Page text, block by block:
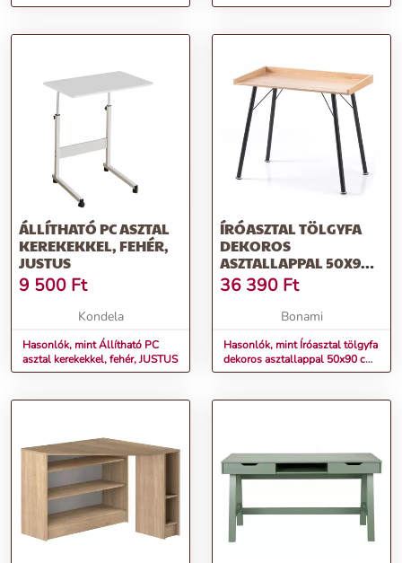
117 cm Szélesség: 60 cm |
JUSTUS
ÁLLÍTHATÓ PC ASZTAL
KEREKEKKEL, FEHÉR,
JUSTUS
9 500 Ft
Kondela
Hasonlók, mint Állítható PC
asztal kerekekkel, fehér, JUSTUS
ÍRÓASZTAL TÖLGYFA
DEKOROS
ASZTALLAPPAL 50X90
CM FEY – HOMEDE
36 390 Ft
Bonami
Hasonlók, mint Íróasztal tölgyfa
dekoros asztallappal 50x90 cm
Fey – Homede